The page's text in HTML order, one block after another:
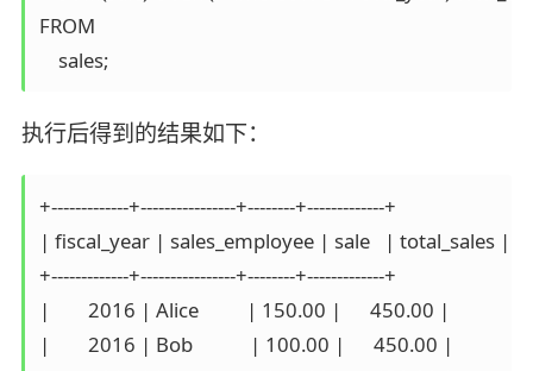
FROM
    sales;
执行后得到的结果如下：
+-------------+----------------+--------+-------------+
| fiscal_year | sales_employee | sale   | total_sales |
+-------------+----------------+--------+-------------+
|        2016 | Alice          | 150.00 |      450.00 |
|        2016 | Bob            | 100.00 |      450.00 |